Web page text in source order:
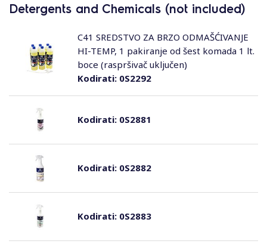
Detergents and Chemicals (not included)
Kodirati:0S2292
C41 SREDSTVO ZA BRZO ODMAŠĆIVANJE
HI-TEMP, 1 pakiranje od šest komada 1 lt.
boce (raspršivač uključen)
Kodirati:0S2881
Kodirati:0S2882
Kodirati:0S2883